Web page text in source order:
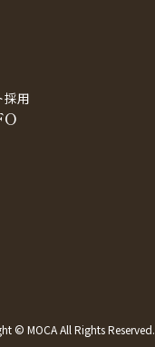
採用
© MOCA All Rights Reserved.